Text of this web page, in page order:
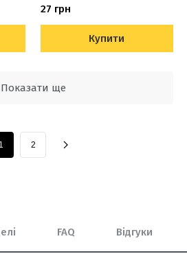
27 грн
Купити
Показати ще
1 2
FAQ Відгуки